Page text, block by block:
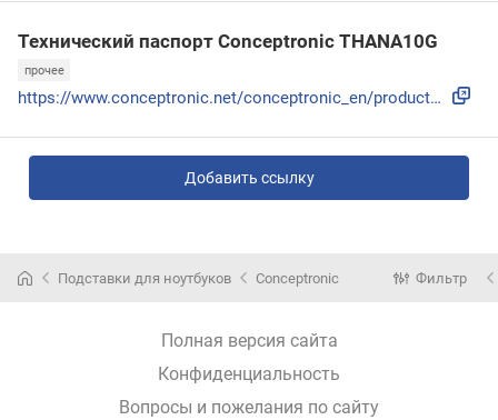
Технический паспорт Conceptronic THANA10G
прочее
https://www.conceptronic.net/conceptronic_en/productpdf/dow...
Добавить ссылку
Подставки для ноутбуков Conceptronic Фильтр
Полная версия сайта
Конфиденциальность
Вопросы и пожелания по сайту